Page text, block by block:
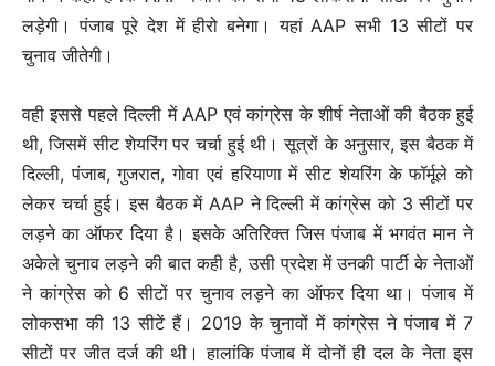
लड़ेगी। पंजाब पूरे देश में हीरो बनेगा। यहां AAP सभी 13 सीटों पर
चुनाव जीतेगी।
वही इससे पहले दिल्ली में AAP एवं कांग्रेस के शीर्ष नेताओं की बैठक हुई
थी, जिसमें सीट शेयरिंग पर चर्चा हुई थी। सूत्रों के अनुसार, इस बैठक में
दिल्ली, पंजाब, गुजरात, गोवा एवं हरियाणा में सीट शेयरिंग के फॉर्मूले को
लेकर चर्चा हुई। इस बैठक में AAP ने दिल्ली में कांग्रेस को 3 सीटों पर
लड़ने का ऑफर दिया है। इसके अतिरिक्त जिस पंजाब में भगवंत मान ने
अकेले चुनाव लड़ने की बात कही है, उसी प्रदेश में उनकी पार्टी के नेताओं
ने कांग्रेस को 6 सीटों पर चुनाव लड़ने का ऑफर दिया था। पंजाब में
लोकसभा की 13 सीटें हैं। 2019 के चुनावों में कांग्रेस ने पंजाब में 7
सीटों पर जीत दर्ज की थी। हालांकि पंजाब में दोनों ही दल के नेता इस